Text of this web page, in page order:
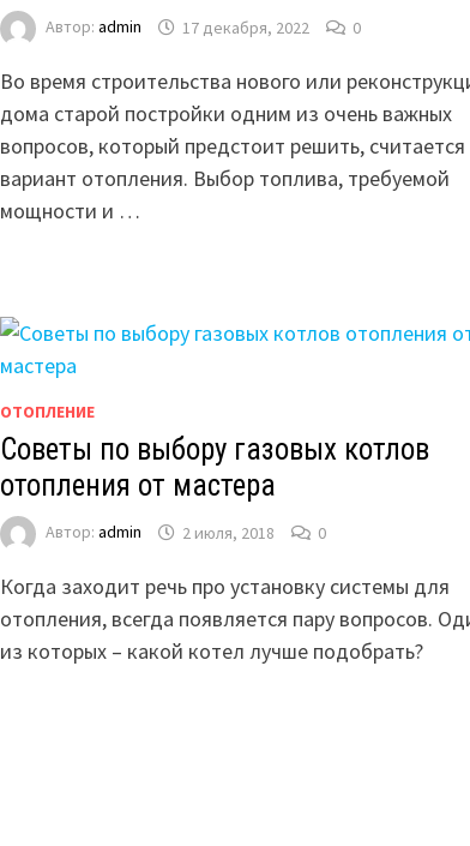
Автор: admin 17 декабря, 2022 0
Во время строительства нового или
дома старой постройки одним из очень важных
вопросов, который предстоит решить, считается
вариант отопления. Выбор топлива, требуемой
мощности и …
ОТОПЛЕНИЕ
Советы по выбору газовых котлов
отопления от мастера
Автор: admin 2 июля, 2018 0
Когда заходит речь про установку системы для
отопления, всегда появляется пару вопросов.
из которых – какой котел лучше подобрать?